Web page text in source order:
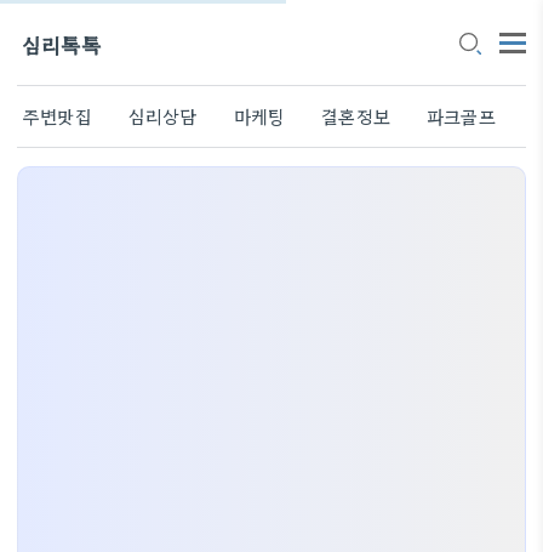
심리톡톡
주변맛집 심리상담 마케팅 결혼정보 파크골프